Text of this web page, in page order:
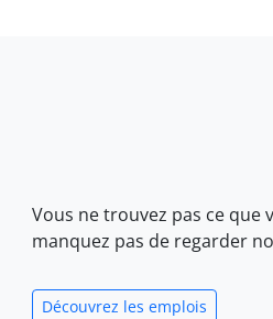
Vous ne trouvez pas ce que
manquez pas de regarder
Découvrez les emplois